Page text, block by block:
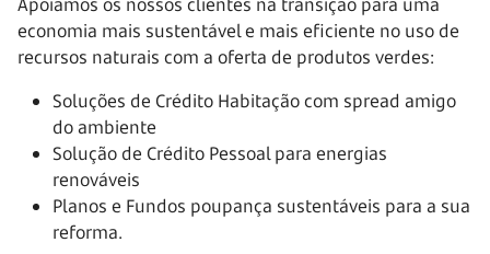
economia mais sustentável e mais eficiente no uso de
recursos naturais com a oferta de produtos verdes:
Soluções de Crédito Habitação com spread amigo
do ambiente
Solução de Crédito Pessoal para energias
renováveis
Planos e Fundos poupança sustentáveis para a sua
reforma.